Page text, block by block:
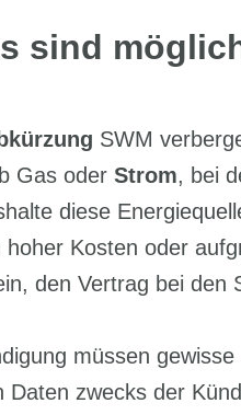
sind
SWM
Gas oder Strom, bei
diese
hoher Kosten oder
den Vertrag bei den
müssen gewisse
zwecks der